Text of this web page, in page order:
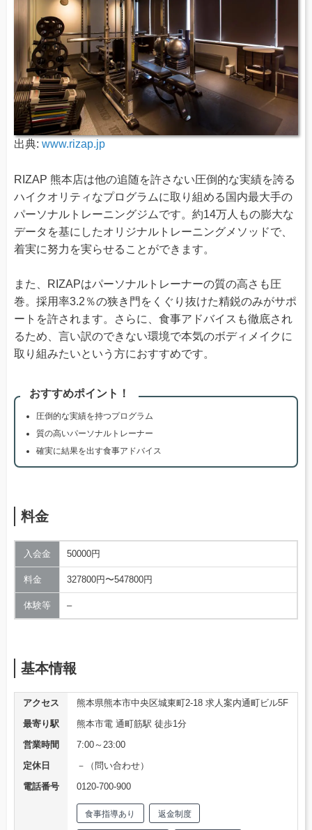
出典: www.rizap.jp
RIZAP 熊本店は他の追随を許さない圧倒的な実績を誇る
ハイクオリティなプログラムに取り組める国内最大手の
パーソナルトレーニングジムです。約14万人もの膨大な
データを基にしたオリジナルトレーニングメソッドで、
着実に努力を実らせることができます。
また、RIZAPはパーソナルトレーナーの質の高さも圧
巻。採用率3.2％の狭き門をくぐり抜けた精鋭のみがサポ
ートを許されます。さらに、食事アドバイスも徹底され
るため、言い訳のできない環境で本気のボディメイクに
取り組みたいという方におすすめです。
おすすめポイント！
圧倒的な実績を持つプログラム
質の高いパーソナルトレーナー
確実に結果を出す食事アドバイス
料金
入会金 50000円
料金 327800円〜547800円
体験等 –
基本情報
アクセス
熊本県熊本市中央区城東町2-18 求人案内通町ビル5F
最寄り駅
熊本市電 通町筋駅 徒歩1分
営業時間
7:00～23:00
定休日
－（問い合わせ）
電話番号
0120-700-900
食事指導あり 返金制度